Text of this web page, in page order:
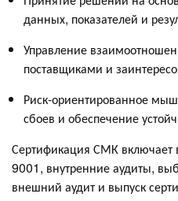
данных, показателей и
Управление
поставщиками и
Риск-ориентированное
сбоев и обеспечение
Сертификация СМК включает
9001, внутренние аудиты,
внешний аудит и выпуск